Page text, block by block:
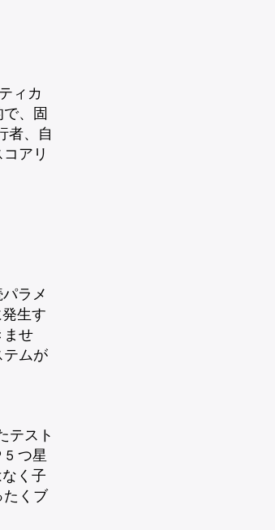
ィカ
、固
者、自
アリ
ラメ
生す
ませ
テムが
テスト
5 つ星
く子
たくブ